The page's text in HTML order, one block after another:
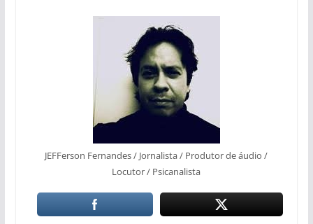
JEFFerson Fernandes / Jornalista / Produtor de áudio /
Locutor / Psicanalista